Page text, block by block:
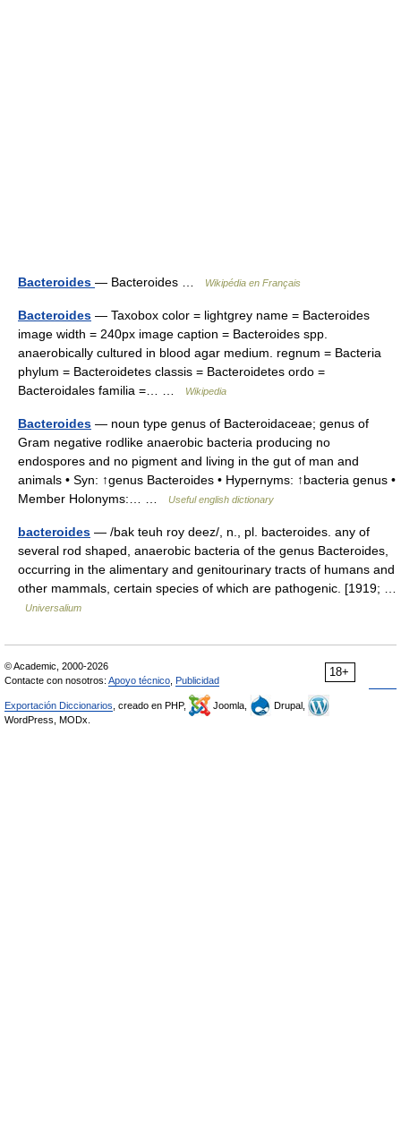
Bacteroides — Bacteroides … Wikipédia en Français
Bacteroides — Taxobox color = lightgrey name = Bacteroides
image width = 240px image caption = Bacteroides spp.
anaerobically cultured in blood agar medium. regnum = Bacteria
phylum = Bacteroidetes classis = Bacteroidetes ordo =
Bacteroidales familia =… …
Wikipedia
Bacteroides — noun type genus of Bacteroidaceae; genus of
Gram negative rodlike anaerobic bacteria producing no
endospores and no pigment and living in the gut of man and
animals • Syn: ↑genus Bacteroides • Hypernyms: ↑bacteria genus •
Member Holonyms:… …
Useful english dictionary
bacteroides — /bak teuh roy deez/, n., pl. bacteroides. any of
several rod shaped, anaerobic bacteria of the genus Bacteroides,
occurring in the alimentary and genitourinary tracts of humans and
other mammals, certain species of which are pathogenic. [1919; …
Universalium
18+
© Academic, 2000-2026
Contacte con nosotros: Apoyo técnico Publicidad
Exportación Diccionarios , creado en PHP, Joomla,
Drupal,
WordPress, MODx.